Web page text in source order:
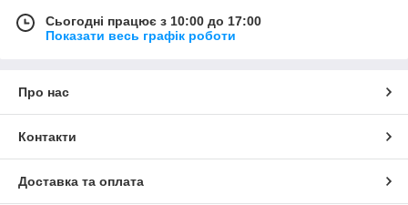
Сьогодні працює з 10:00 до 17:00
Показати весь графік роботи
Про нас
Контакти
Доставка та оплата